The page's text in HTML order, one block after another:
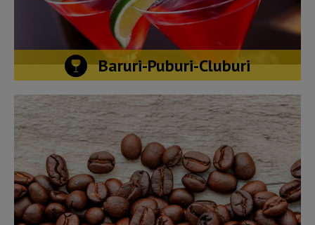
Baruri-Puburi-Cluburi